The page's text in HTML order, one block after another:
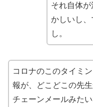
それ自体
かしいし
し。
コロナのこのタイミ
報が、どこどこの先
チェーンメールみた